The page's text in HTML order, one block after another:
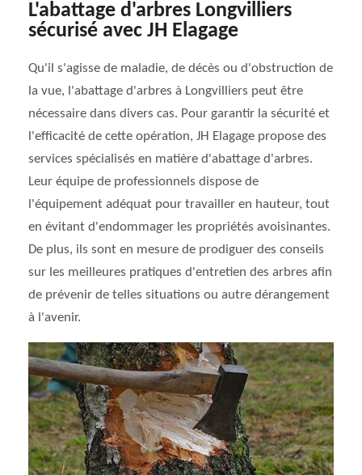
L'abattage d'arbres Longvilliers
sécurisé avec JH Elagage
Qu'il s'agisse de maladie, de décès ou d'obstruction de
la vue, l'abattage d'arbres à Longvilliers peut être
nécessaire dans divers cas. Pour garantir la sécurité et
l'efficacité de cette opération, JH Elagage propose des
services spécialisés en matière d'abattage d'arbres.
Leur équipe de professionnels dispose de
l'équipement adéquat pour travailler en hauteur, tout
en évitant d'endommager les propriétés avoisinantes.
De plus, ils sont en mesure de prodiguer des conseils
sur les meilleures pratiques d'entretien des arbres afin
de prévenir de telles situations ou autre dérangement
à l'avenir.